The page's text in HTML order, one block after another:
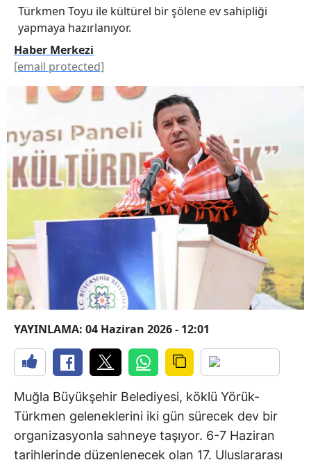
Türkmen Toyu ile kültürel bir şölene ev sahipliği
yapmaya hazırlanıyor.
Haber Merkezi
[email protected]
YAYINLAMA: 04 Haziran 2026 - 12:01
Muğla Büyükşehir Belediyesi, köklü Yörük-
Türkmen geleneklerini iki gün sürecek dev bir
organizasyonla sahneye taşıyor. 6-7 Haziran
tarihlerinde düzenlenecek olan 17. Uluslararası